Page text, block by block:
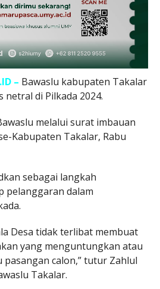
– Bawaslu kabupaten Takalar
netral di Pilkada 2024.
melalui surat imbauan
Kabupaten Takalar, Rabu
sebagai langkah
pelanggaran dalam
Desa tidak terlibat membuat
yang menguntungkan atau
calon,” tutur Zahlul
Takalar.